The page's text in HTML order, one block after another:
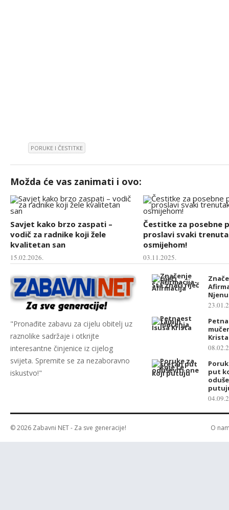
PORUKE I ČESTITKE
Možda će vas zanimati i ovo:
Savjet kako brzo zaspati –
vodič za radnike koji žele
kvalitetan san
15.02.2026.
Čestitke za posebne
proslavi svaki
osmijehom!
03.11.2025.
"Pronađite zabavu za cijelu obitelj uz
raznolike sadržaje i otkrijte
interesantne činjenice iz cijelog
svijeta. Spremite se za nezaboravno
iskustvo!"
Krista
put
© 2026 Zabavni NET- Za sve generacije! O